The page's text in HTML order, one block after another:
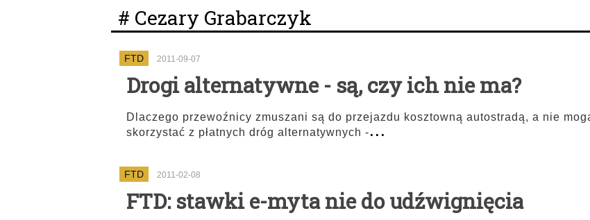
# Cezary Grabarczyk
FTD 2011-09-07
Drogi alternatywne - są, czy ich nie ma?
Dlaczego przewoźnicy zmuszani są do przejazdu kosztowną autostradą, a nie
skorzystać z płatnych dróg alternatywnych -...
FTD 2011-02-08
FTD: stawki e-myta nie do udźwignięcia